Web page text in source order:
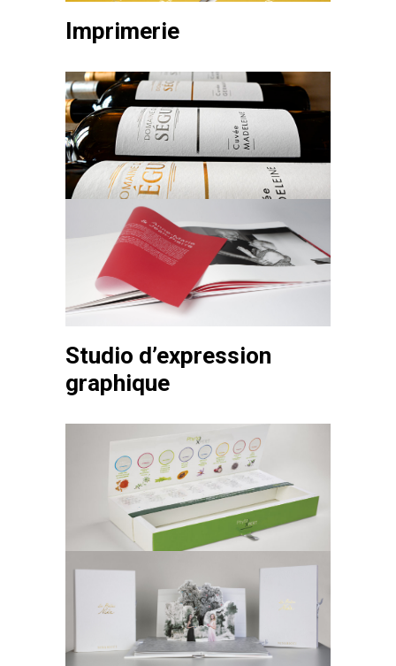
Imprimerie
Studio d’expression
graphique